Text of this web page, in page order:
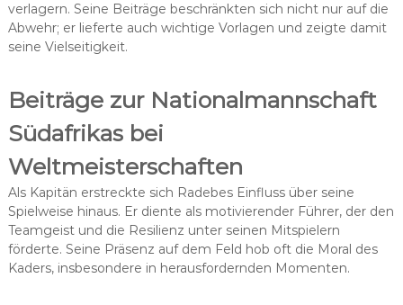
verlagern. Seine Beiträge beschränkten sich nicht nur auf die
Abwehr; er lieferte auch wichtige Vorlagen und zeigte damit
seine Vielseitigkeit.
Beiträge zur Nationalmannschaft
Südafrikas bei
Weltmeisterschaften
Als Kapitän erstreckte sich Radebes Einfluss über seine
Spielweise hinaus. Er diente als motivierender Führer, der den
Teamgeist und die Resilienz unter seinen Mitspielern
förderte. Seine Präsenz auf dem Feld hob oft die Moral des
Kaders, insbesondere in herausfordernden Momenten.